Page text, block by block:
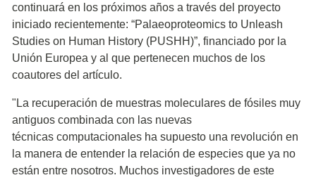
continuará en los próximos años a través del proyecto
iniciado recientemente: “Palaeoproteomics to Unleash
Studies on Human History (PUSHH)”, financiado por la
Unión Europea y al que pertenecen muchos de los
coautores del artículo.
"La recuperación de muestras moleculares de fósiles muy
antiguos combinada con las nuevas
técnicas computacionales ha supuesto una revolución en
la manera de entender la relación de especies que ya no
están entre nosotros. Muchos investigadores de este